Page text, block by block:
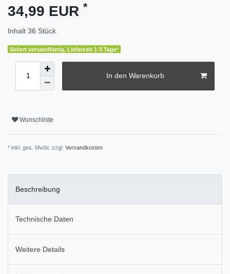
34,99 EUR *
Inhalt 36 Stück
Sofort versandfertig, Lieferzeit 1-3 Tage*
In den Warenkorb
Wunschliste
* inkl. ges. MwSt. zzgl. Versandkosten
Beschreibung
Technische Daten
Weitere Details